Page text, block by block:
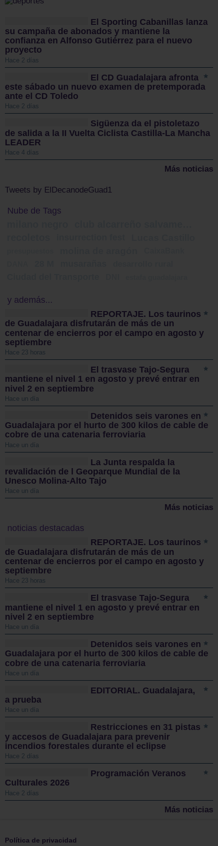
El Sporting Cabanillas lanza
su campaña de abonados y mantiene la
confianza en Alfonso Gutiérrez para el nuevo
proyecto
Hace 2 días
El CD Guadalajara afronta
este sábado un nuevo examen de pretemporada
ante el CD Toledo
Hace 2 días
Sigüenza da el pistoletazo
de salida a la II Vuelta Ciclista Castilla-La Mancha
LEADER
Hace 4 días
Más noticias
Tweets by ElDecanodeGuad1
Nube de Tags
y además...
REPORTAJE. Los taurinos
de Guadalajara disfrutarán de más de un
centenar de encierros por el campo en agosto y
septiembre
Hace 23 horas
El trasvase Tajo-Segura
mantiene el nivel 1 en agosto y prevé entrar en
nivel 2 en septiembre
Hace un día
Detenidos seis varones en
Guadalajara por el hurto de 300 kilos de cable de
cobre de una catenaria ferroviaria
Hace un día
La Junta respalda la
revalidación de l Geoparque Mundial de la
Unesco Molina-Alto Tajo
Hace un día
Más noticias
noticias destacadas
REPORTAJE. Los taurinos
de Guadalajara disfrutarán de más de un
centenar de encierros por el campo en agosto y
septiembre
Hace 23 horas
El trasvase Tajo-Segura
mantiene el nivel 1 en agosto y prevé entrar en
nivel 2 en septiembre
Hace un día
Detenidos seis varones en
Guadalajara por el hurto de 300 kilos de cable de
cobre de una catenaria ferroviaria
Hace un día
EDITORIAL. Guadalajara,
a prueba
Hace un día
Restricciones en 31 pistas
y accesos de Guadalajara para prevenir
incendios forestales durante el eclipse
Hace 2 días
Programación Veranos
Culturales 2026
Hace 2 días
Más noticias
Política de privacidad